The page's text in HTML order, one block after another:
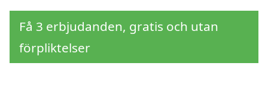
Få 3 erbjudanden, gratis och utan
förpliktelser